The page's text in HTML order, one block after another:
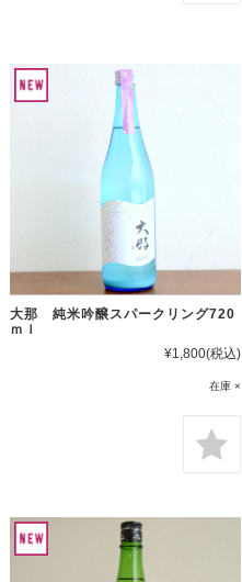
大那 純米吟醸スパークリング720
ｍｌ
¥1,800(税込)
在庫 ×